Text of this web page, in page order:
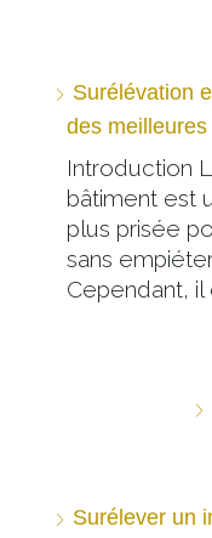
Surélévation
des
Introduction
bâtiment est
plus prisée
sans
Cependant, il
Surélever un